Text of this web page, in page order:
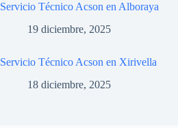
Servicio Técnico Acson en Alboraya
19 diciembre, 2025
Servicio Técnico Acson en Xirivella
18 diciembre, 2025